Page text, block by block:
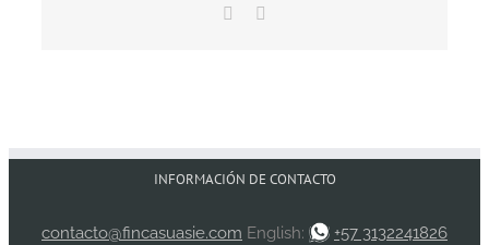
Facebook
INFORMACIÓN DE CONTACTO
contacto@fincasuasie.com English:
+57 3132241826